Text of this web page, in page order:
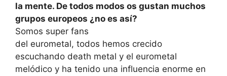
la mente. De todos modos os gustan muchos
grupos europeos ¿no es así?
Somos super fans
del eurometal, todos hemos crecido
escuchando death metal y el eurometal
melódico y ha tenido una influencia enorme en